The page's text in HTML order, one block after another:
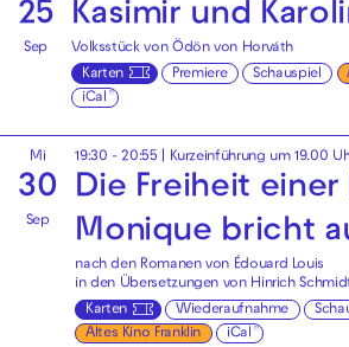
25
Sep
Kasimir und
Volksstück von Ödön von Horváth
Karten
Premiere Schauspiel
iCal
Mi
30
Sep
19:30 - 20:55 | Kurzeinführung um 19.00
Die Freiheit einer
Monique bricht
nach den Romanen von Édouard Louis
in den Übersetzungen von Hinrich
Karten
Wiederaufnahme
Altes Kino Franklin
iCal